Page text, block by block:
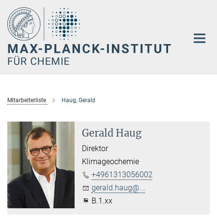
Hauptinhalt
Mitarbeiterliste Haug, Gerald
Gerald Haug
Direktor
Klimageochemie
+4961313056002
gerald.haug@...
B.1.xx